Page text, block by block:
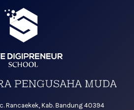
Rancaekek, Kab. Bandung 40394